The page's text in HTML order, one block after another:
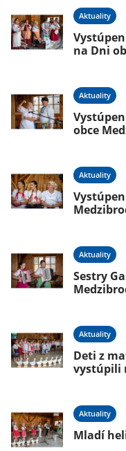
Aktuality
na Dni
Aktuality
obce
Aktuality
Aktuality
Sestry
Aktuality
Deti z
vystúpili
Aktuality
Mladí